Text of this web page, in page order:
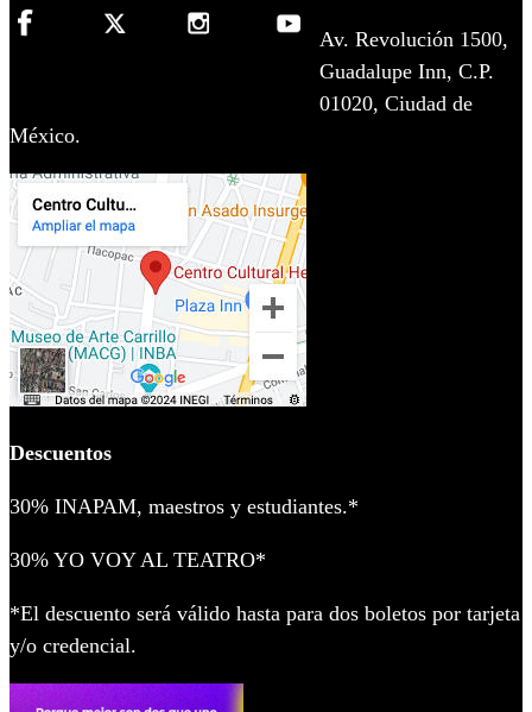
Av. Revolución 1500,
Guadalupe Inn, C.P.
01020, Ciudad de
México.
Descuentos
30% INAPAM, maestros y estudiantes.*
30% YO VOY AL TEATRO*
*El descuento será válido hasta para dos boletos por tarjeta
y/o credencial.